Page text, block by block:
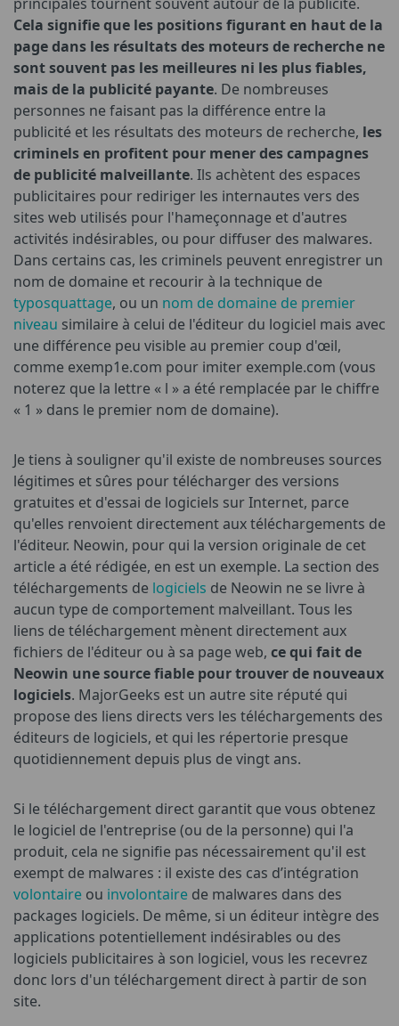
Cela signifie que les positions figurant en haut de la
page dans les résultats des moteurs de recherche ne
sont souvent pas les meilleures ni les plus fiables,
mais de la publicité payante. De nombreuses
personnes ne faisant pas la différence entre la
publicité et les résultats des moteurs de recherche, les
criminels en profitent pour mener des campagnes
de publicité malveillante. Ils achètent des espaces
publicitaires pour rediriger les internautes vers des
sites web utilisés pour l'hameçonnage et d'autres
activités indésirables, ou pour diffuser des malwares.
Dans certains cas, les criminels peuvent enregistrer un
nom de domaine et recourir à la technique de
typosquattage, ou un nom de domaine de premier
niveau similaire à celui de l'éditeur du logiciel mais avec
une différence peu visible au premier coup d'œil,
comme exemp1e.com pour imiter exemple.com (vous
noterez que la lettre « l » a été remplacée par le chiffre
« 1 » dans le premier nom de domaine).
Je tiens à souligner qu'il existe de nombreuses sources
légitimes et sûres pour télécharger des versions
gratuites et d'essai de logiciels sur Internet, parce
qu'elles renvoient directement aux téléchargements de
l'éditeur. Neowin, pour qui la version originale de cet
article a été rédigée, en est un exemple. La section des
téléchargements de logiciels de Neowin ne se livre à
aucun type de comportement malveillant. Tous les
liens de téléchargement mènent directement aux
fichiers de l'éditeur ou à sa page web, ce qui fait de
Neowin une source fiable pour trouver de nouveaux
logiciels. MajorGeeks est un autre site réputé qui
propose des liens directs vers les téléchargements des
éditeurs de logiciels, et qui les répertorie presque
quotidiennement depuis plus de vingt ans.
Si le téléchargement direct garantit que vous obtenez
le logiciel de l'entreprise (ou de la personne) qui l'a
produit, cela ne signifie pas nécessairement qu'il est
exempt de malwares : il existe des cas d’intégration
volontaire ou involontaire de malwares dans des
packages logiciels. De même, si un éditeur intègre des
applications potentiellement indésirables ou des
logiciels publicitaires à son logiciel, vous les recevrez
donc lors d'un téléchargement direct à partir de son
site.